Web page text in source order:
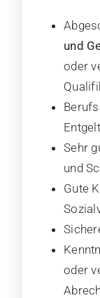
und
oder
Sehr
und
Gute
oder